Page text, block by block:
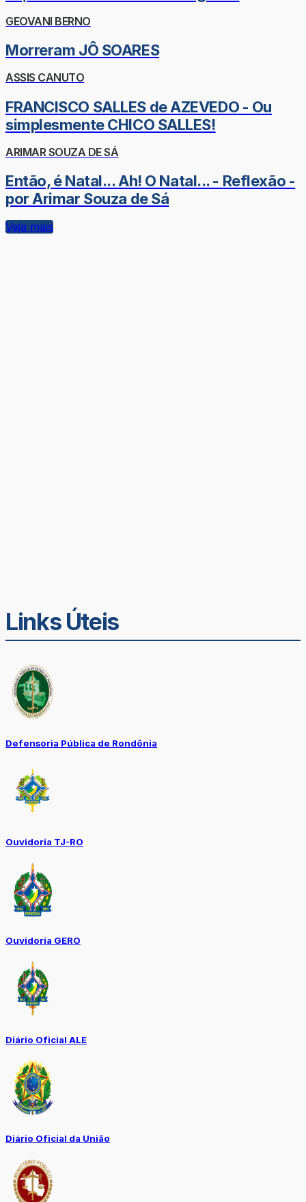
GEOVANI BERNO
Morreram JÔ SOARES
ASSIS CANUTO
FRANCISCO SALLES de AZEVEDO - Ou
simplesmente CHICO SALLES!
ARIMAR SOUZA DE SÁ
Então, é Natal... Ah! O Natal... - Reflexão -
por Arimar Souza de Sá
Veja mais
Links Úteis
Defensoria Pública de Rondônia
Ouvidoria TJ-RO
Ouvidoria GERO
Diário Oficial ALE
Diário Oficial da União